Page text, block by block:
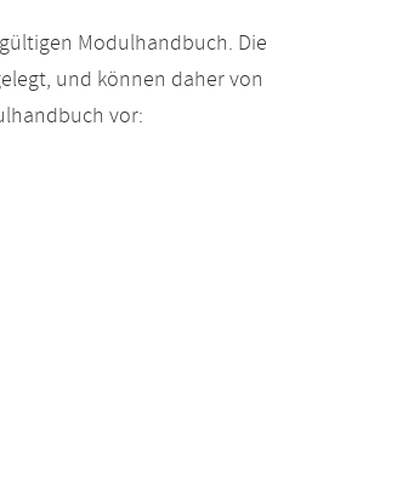
Modulhandbuch. Die
und können daher von
vor: